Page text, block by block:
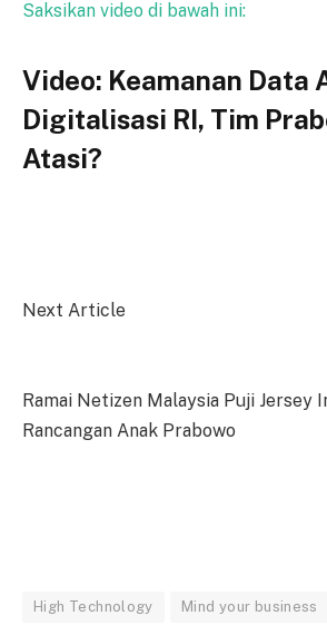
Saksikan video di bawah ini:
Video: Keamanan Data
Digitalisasi RI, Tim
Atasi?
Next Article
Ramai Netizen Malaysia Puji Jersey
Rancangan Anak Prabowo
High Technology Mind your business